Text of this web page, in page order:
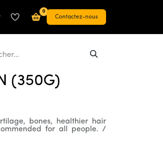
0
Contactez-nous
(350G)
bones, healthier hair
for all people. /